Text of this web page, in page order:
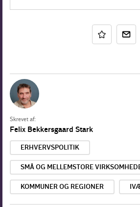
Skrevet af:
Felix Bekkersgaard Stark
ERHVERVSPOLITIK
SMÅ OG MELLEMSTORE
KOMMUNER OG REGIONER